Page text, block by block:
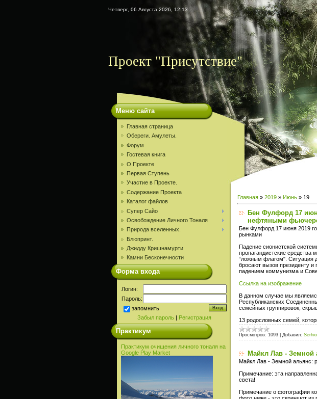
Четверг, 06 Августа 2026, 12:13
Проект "Присутствие"
Меню сайта
Главная страница
Обереги. Амулеты.
Форум
Гостевая книга
О Проекте
Первая Ступень
Участие в Проекте.
Содержание Проекта
Каталог файлов
Супер Сайо
Освобождение Личного Тоналя
Природа вселенных.
Блюпринт.
Джидду Кришнамурти
Камни Бесконечности
Форма входа
Логин:
Пароль:
запомнить
Забыл пароль| Регистрация
Практикум
Практикум очищения личного тоналя на
Google Play Market
Главная » 2019 » Июнь » 19
Бен Фулфорд 17
нефтяными
Бен Фулфорд 17 июня 2019
рынками
Падение сионистской
пропагандистские
“ложным флагом". Ситуация
бросают вызов президенту
падением коммунизма и
Ссылка на изображение
В данном случае мы
Республиканских
семейных группировок,
13 родословных семей,
Просмотров: 1093 Добавил:
Майкл Лав - Земной
Майкл Лав - Земной альянс:
Примечание: эта
света!
Примечание о фотографии